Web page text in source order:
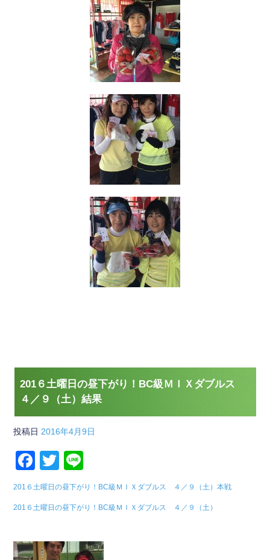
201６土曜日の昼下がり！BC級ＭＩＸダブルス
４／９（土）結果
投稿日 2016年4月9日
F
a
c
e
b
T
wi
tt
er
n
e
201６土曜日の昼下がり！BC級ＭＩＸダブルス ４／９（土）本戦
201６土曜日の昼下がり！BC級ＭＩＸダブルス ４／９（土）